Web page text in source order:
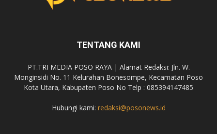
TENTANG KAMI
PT.TRI MEDIA POSO RAYA | Alamat Redaksi: Jln. W.
Monginsidi No. 11 Kelurahan Bonesompe, Kecamatan Poso
Kota Utara, Kabupaten Poso No Telp : 085394147485
Hubungi kami: redaksi@posonews.id